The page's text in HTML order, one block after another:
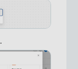
×
.